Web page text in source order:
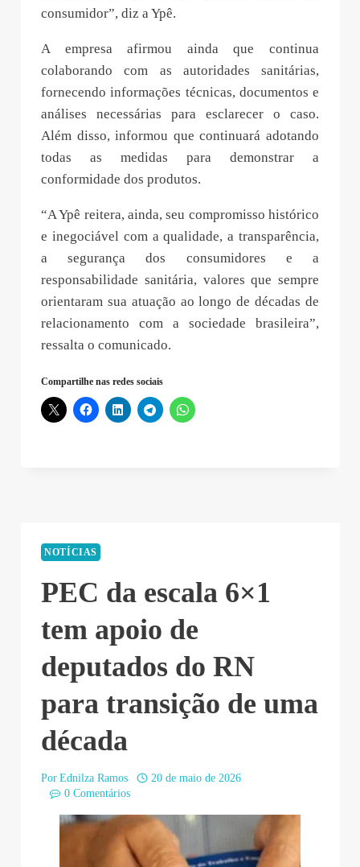
consumidor”, diz a Ypê.
A empresa afirmou ainda que continua
colaborando com as autoridades sanitárias,
fornecendo informações técnicas, documentos e
análises necessárias para esclarecer o caso.
Além disso, informou que continuará adotando
todas as medidas para demonstrar a
conformidade dos produtos.
“A Ypê reitera, ainda, seu compromisso histórico
e inegociável com a qualidade, a transparência,
a segurança dos consumidores e a
responsabilidade sanitária, valores que sempre
orientaram sua atuação ao longo de décadas de
relacionamento com a sociedade brasileira”,
ressalta o comunicado.
Compartilhe nas redes sociais
NOTÍCIAS
PEC da escala 6×1
tem apoio de
deputados do RN
para transição de uma
década
Por Ednilza Ramos
20 de maio de 2026
0 Comentários